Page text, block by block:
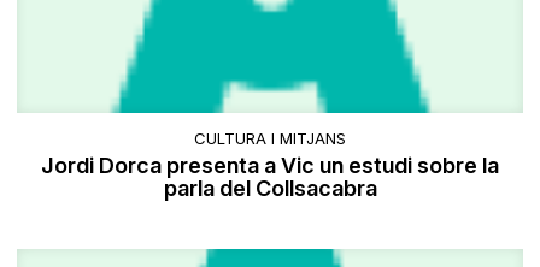
CULTURA I MITJANS
Jordi Dorca presenta a Vic un estudi sobre la
parla del Collsacabra